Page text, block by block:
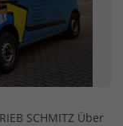
SCHMITZ Über